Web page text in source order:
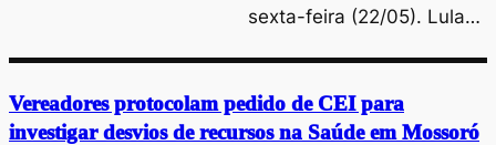
sexta-feira (22/05). Lula…
Vereadores protocolam pedido de CEI para
investigar desvios de recursos na Saúde em Mossoró